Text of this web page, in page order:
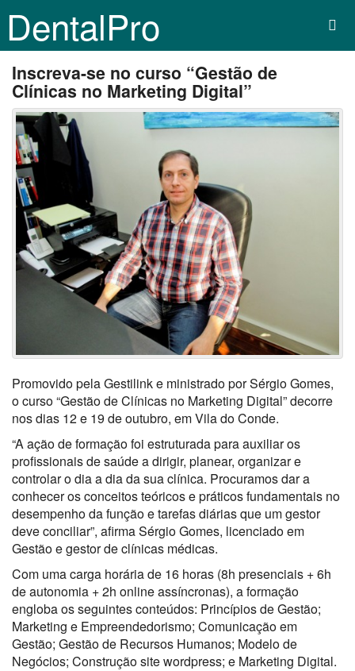
DentalPro
Inscreva-se no curso “Gestão de
Clínicas no Marketing Digital”
Promovido pela Gestilink e ministrado por Sérgio Gomes,
o curso “Gestão de Clínicas no Marketing Digital” decorre
nos dias 12 e 19 de outubro, em Vila do Conde.
“A ação de formação foi estruturada para auxiliar os
profissionais de saúde a dirigir, planear, organizar e
controlar o dia a dia da sua clínica. Procuramos dar a
conhecer os conceitos teóricos e práticos fundamentais no
desempenho da função e tarefas diárias que um gestor
deve conciliar”, afirma Sérgio Gomes, licenciado em
Gestão e gestor de clínicas médicas.
Com uma carga horária de 16 horas (8h presenciais + 6h
de autonomia + 2h online assíncronas), a formação
engloba os seguintes conteúdos: Princípios de Gestão;
Marketing e Empreendedorismo; Comunicação em
Gestão; Gestão de Recursos Humanos; Modelo de
Negócios; Construção site wordpress; e Marketing Digital.